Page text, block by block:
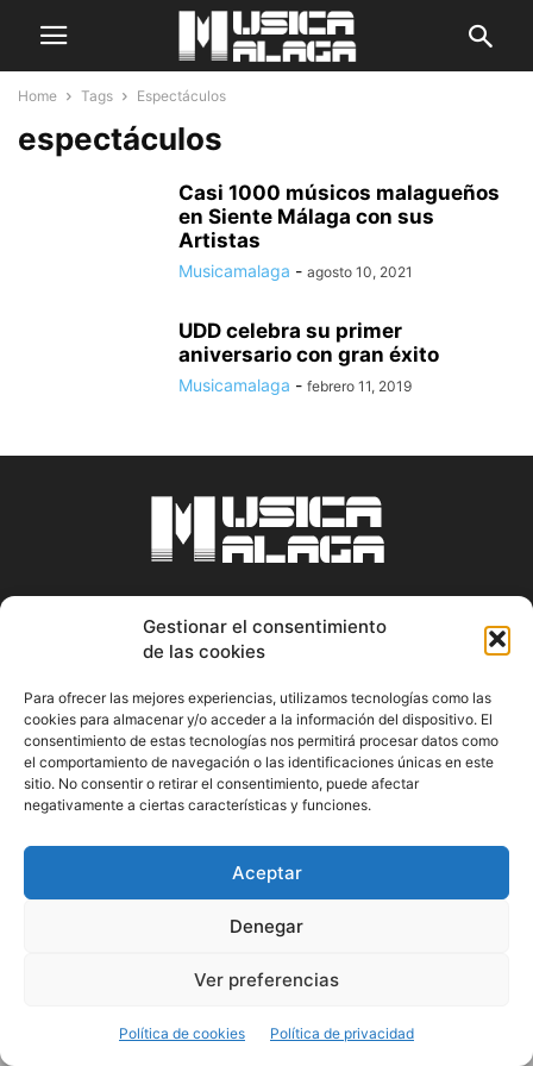
Gestionar el consentimiento
de las cookies
Para ofrecer las mejores experiencias, utilizamos tecnologías como las
cookies para almacenar y/o acceder a la información del dispositivo. El
consentimiento de estas tecnologías nos permitirá procesar datos como
el comportamiento de navegación o las identificaciones únicas en este
sitio. No consentir o retirar el consentimiento, puede afectar
negativamente a ciertas características y funciones.
Aceptar
Denegar
Ver preferencias
Política de cookies Política de privacidad
Home Tags Espectáculos
espectáculos
Casi 1000 músicos malagueños
en Siente Málaga con sus
Artistas
Musicamalaga - agosto 10, 2021
UDD celebra su primer
aniversario con gran éxito
Musicamalaga - febrero 11, 2019
ABOUT US
Información Cultural de Málaga y otros de interés general
Contact us:musicamalaga55@gmail.com
FOLLOW US
© Musicamalaga